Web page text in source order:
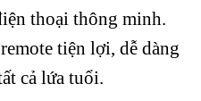
thoại thông minh.
tiện lợi, dễ dàng
cả lứa tuổi.